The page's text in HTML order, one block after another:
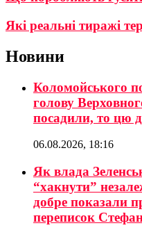
Які реальні тиражі
Новини
Коломойського
голову
посадили, то цю
06.08.2026, 18:16
Як влада
“хакнути”
добре показали
переписок